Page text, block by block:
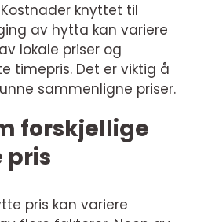
knyttet til
av hytta kan variere
lokale priser og
timepris. Det er viktig å
sammenligne priser.
forskjellige
pris
pris kan variere